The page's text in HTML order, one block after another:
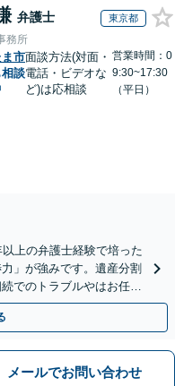
弁護士 東京都
務所
市
談
面談方法(対面・
電話・ビデオな
ど)は応相談
営業時間：0
9:30~17:30
（平日）
上の弁護士経験で培った
」が強みです。遺産分割
でのトラブルやはお任せ
も注力
メールでお問い合わせ